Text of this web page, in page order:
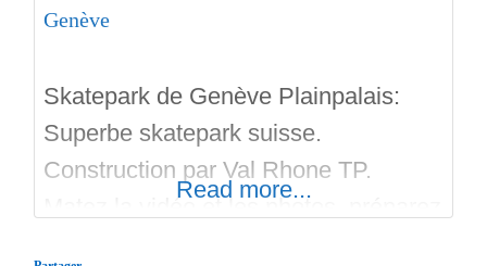
Genève
Skatepark de Genève Plainpalais:
Superbe skatepark suisse.
Construction par Val Rhone TP.
Matez la vidéo et les photos, préparez
Read more...